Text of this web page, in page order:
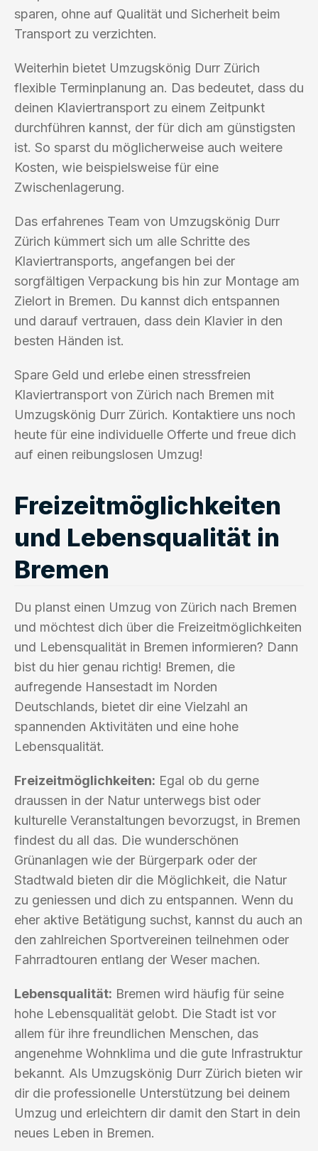
sparen, ohne auf Qualität und Sicherheit beim
Transport zu verzichten.
Weiterhin bietet Umzugskönig Durr Zürich
flexible Terminplanung an. Das bedeutet, dass du
deinen Klaviertransport zu einem Zeitpunkt
durchführen kannst, der für dich am günstigsten
ist. So sparst du möglicherweise auch weitere
Kosten, wie beispielsweise für eine
Zwischenlagerung.
Das erfahrenes Team von Umzugskönig Durr
Zürich kümmert sich um alle Schritte des
Klaviertransports, angefangen bei der
sorgfältigen Verpackung bis hin zur Montage am
Zielort in Bremen. Du kannst dich entspannen
und darauf vertrauen, dass dein Klavier in den
besten Händen ist.
Spare Geld und erlebe einen stressfreien
Klaviertransport von Zürich nach Bremen mit
Umzugskönig Durr Zürich. Kontaktiere uns noch
heute für eine individuelle Offerte und freue dich
auf einen reibungslosen Umzug!
Freizeitmöglichkeiten
und Lebensqualität in
Bremen
Du planst einen Umzug von Zürich nach Bremen
und möchtest dich über die Freizeitmöglichkeiten
und Lebensqualität in Bremen informieren? Dann
bist du hier genau richtig! Bremen, die
aufregende Hansestadt im Norden
Deutschlands, bietet dir eine Vielzahl an
spannenden Aktivitäten und eine hohe
Lebensqualität.
Freizeitmöglichkeiten: Egal ob du gerne
draussen in der Natur unterwegs bist oder
kulturelle Veranstaltungen bevorzugst, in Bremen
findest du all das. Die wunderschönen
Grünanlagen wie der Bürgerpark oder der
Stadtwald bieten dir die Möglichkeit, die Natur
zu geniessen und dich zu entspannen. Wenn du
eher aktive Betätigung suchst, kannst du auch an
den zahlreichen Sportvereinen teilnehmen oder
Fahrradtouren entlang der Weser machen.
Lebensqualität: Bremen wird häufig für seine
hohe Lebensqualität gelobt. Die Stadt ist vor
allem für ihre freundlichen Menschen, das
angenehme Wohnklima und die gute Infrastruktur
bekannt. Als Umzugskönig Durr Zürich bieten wir
dir die professionelle Unterstützung bei deinem
Umzug und erleichtern dir damit den Start in dein
neues Leben in Bremen.